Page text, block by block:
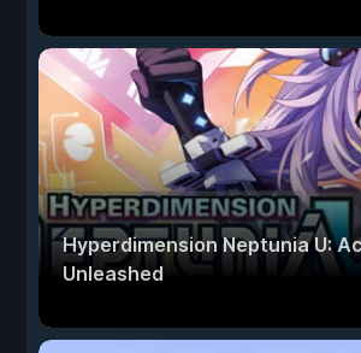
Hyperdimension Neptunia U:
Unleashed